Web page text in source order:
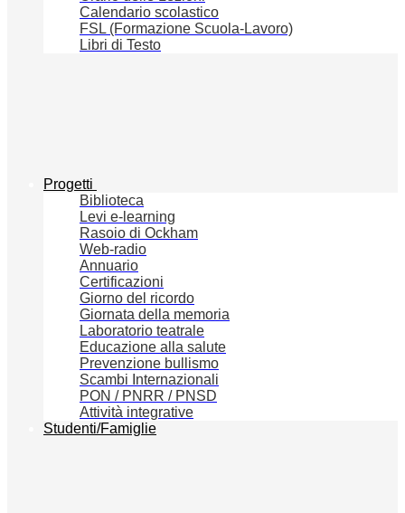
Calendario scolastico
FSL (Formazione Scuola-Lavoro)
Libri di Testo
Progetti
Biblioteca
Levi e-learning
Rasoio di Ockham
Web-radio
Annuario
Certificazioni
Giorno del ricordo
Giornata della memoria
Laboratorio teatrale
Educazione alla salute
Prevenzione bullismo
Scambi Internazionali
PON / PNRR / PNSD
Attività integrative
Studenti/Famiglie